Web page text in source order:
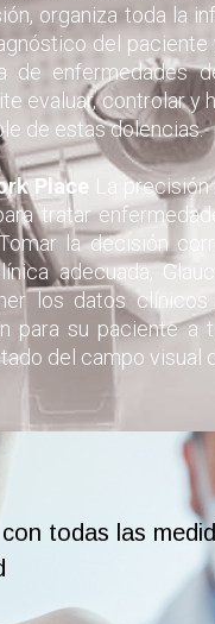
organiza toda la
del paciente
de enfermedades
evaluar, controlar y
de estas dolencias.
Place La
tratar
la decisión
adecuada,
los datos
para su paciente a
del campo visual
todas las